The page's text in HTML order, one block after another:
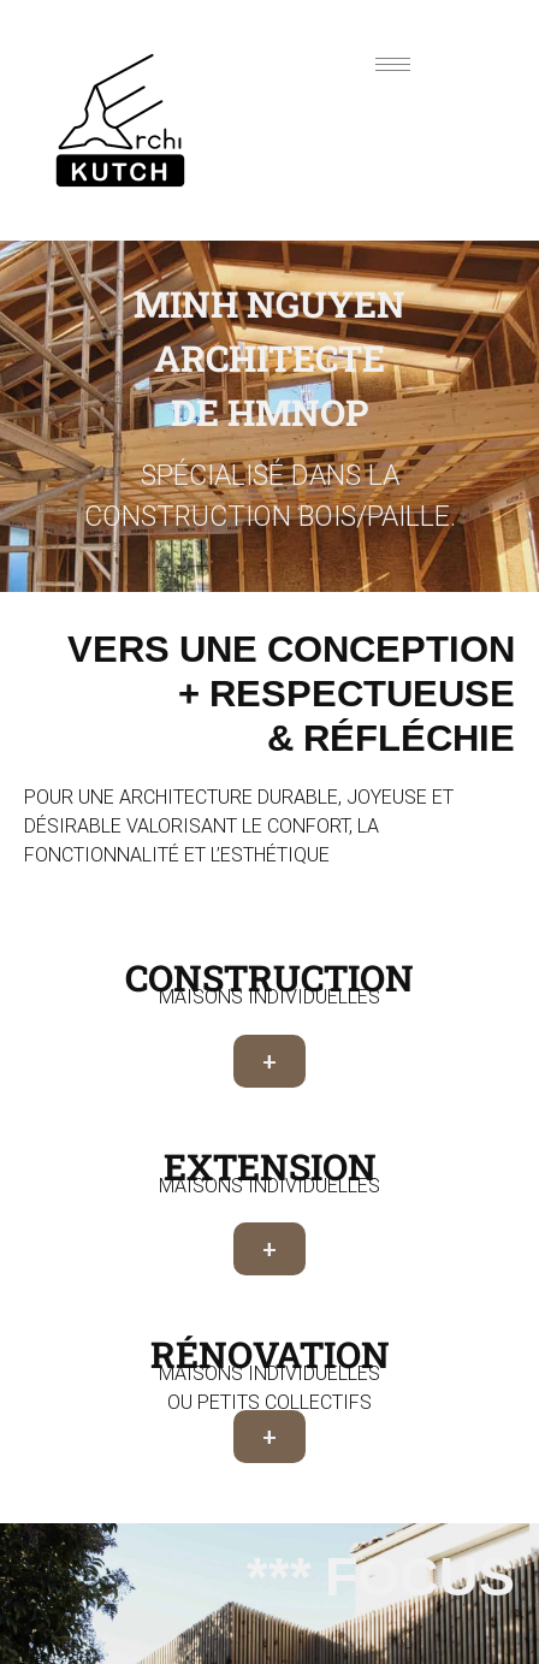
MINH NGUYEN
ARCHITECTE
DE HMNOP
SPÉCIALISÉ DANS LA
CONSTRUCTION BOIS/PAILLE.
VERS UNE CONCEPTION
+ RESPECTUEUSE
& RÉFLÉCHIE
POUR UNE ARCHITECTURE DURABLE, JOYEUSE ET
DÉSIRABLE VALORISANT LE CONFORT, LA
FONCTIONNALITÉ ET L’ESTHÉTIQUE
CONSTRUCTION
MAISONS INDIVIDUELLES
+
EXTENSION
MAISONS INDIVIDUELLES
+
RÉNOVATION
MAISONS INDIVIDUELLES
OU PETITS COLLECTIFS
+
*** FOCUS